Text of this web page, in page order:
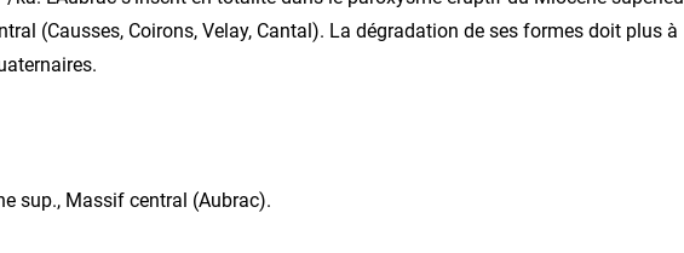
(Causses, Coirons, Velay, Cantal). La dégradation de ses formes doit plus à
sup., Massif central (Aubrac).